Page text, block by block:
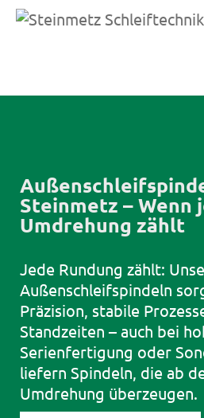
Steinmetz – Wenn
Umdrehung zählt
Jede Rundung zählt:
Außenschleifspindeln
Präzision, stabile
Standzeiten – auch bei
Serienfertigung oder
liefern Spindeln, die ab
Umdrehung überzeugen.